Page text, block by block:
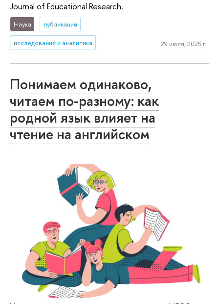
Journal of Educational Research.
Наука публикации
исследования и аналитика 29 июля, 2025 г.
Понимаем одинаково,
читаем по-разному: как
родной язык влияет на
чтение на английском